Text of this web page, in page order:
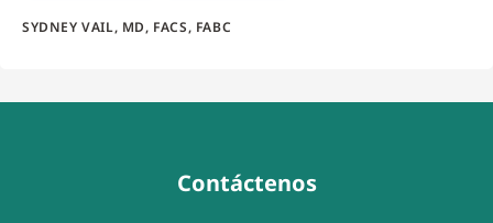
SYDNEY VAIL, MD, FACS, FABC
Contáctenos